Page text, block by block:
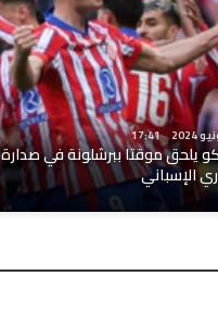
17:41
يلحق موقتا ببرشلونة في صدارة
الإسباني